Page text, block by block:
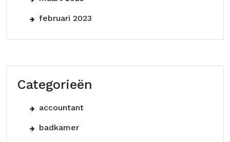
februari 2023
Categorieën
accountant
badkamer